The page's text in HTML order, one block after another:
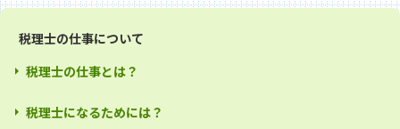
税理士の仕事について
税理士の仕事とは？
税理士になるためには？